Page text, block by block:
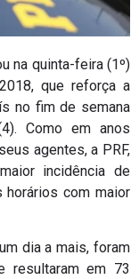
na quinta-feira (1º)
que reforça a
no fim de semana
Como em anos
agentes, a PRF,
incidência de
com maior
dia a mais, foram
resultaram em 73